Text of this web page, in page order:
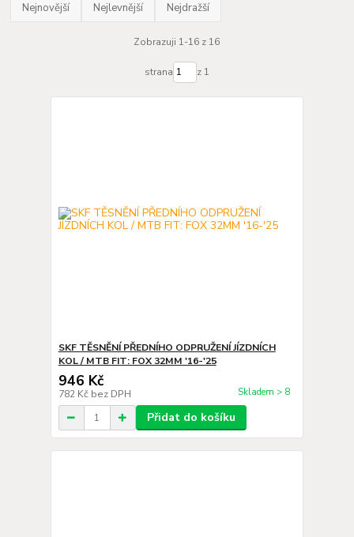
Nejnovější Nejlevnější Nejdražší
Zobrazuji 1-16 z 16
strana z 1
SKF TĚSNĚNÍ PŘEDNÍHO ODPRUŽENÍ JÍZDNÍCH
KOL / MTB FIT: FOX 32MM '16-'25
946 Kč
782 Kč bez DPH Skladem > 8
Přidat do košíku